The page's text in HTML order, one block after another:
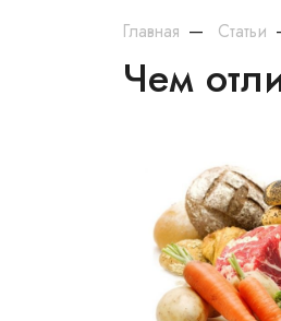
Главная Статьи
Чем